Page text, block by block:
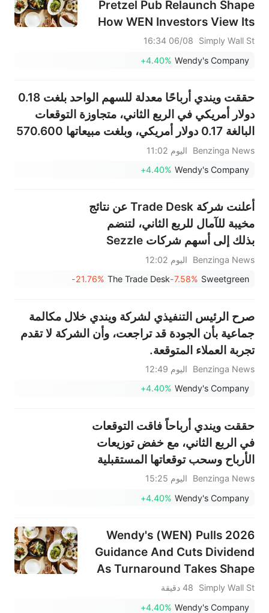
Pretzel Pub Relaunch Shape
How WEN Investors View Its
Menu Strategy?
Simply Wall St
06/08 16:34
Wendy's Company
+4.40%
حققت ويندي أرباحًا معدلة للسهم الواحد بلغت 0.18
دولار أمريكي في الربع الثاني، متجاوزة التوقعات
البالغة 0.17 دولار أمريكي، وبلغت مبيعاتها 570.600
مليون دولار أمريكي، متجاوزة التوقعات البالغة
557.185 مليون دولار أمريكي.
Benzinga News
اليوم 11:02
Wendy's Company
+4.40%
أعلنت شركة Trade Desk عن نتائج
مخيبة للآمال للربع الثاني، لتنضم
بذلك إلى أسهم شركات Sezzle
وResmed وOuster وغيرها من
الأسهم الكبيرة التي شهدت انخفاضًا
الجمعة.
Benzinga News
اليوم 12:02
Sweetgreen
-7.58%
The Trade Desk
-21.76%
صرح الرئيس التنفيذي لشركة ويندي خلال مكالمة
جماعية بأن الجودة قد تراجعت، وأن الشركة لا تقدم
تجربة العملاء المتوقعة.
Benzinga News
اليوم 12:49
Wendy's Company
+4.40%
حققت ويندي أرباحاً فاقت التوقعات
في الربع الثاني، مع خفض توزيعات
الأرباح وسحب توقعاتها المستقبلية
نتيجة تراجع المبيعات.
Benzinga News
اليوم 15:25
Wendy's Company
+4.40%
Wendy's (WEN) Pulls 2026
Guidance And Cuts Dividend
As Turnaround Takes Shape
Simply Wall St
48 دقيقة
Wendy's Company
+4.40%